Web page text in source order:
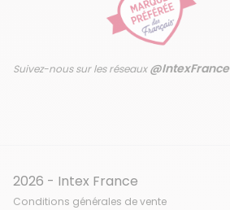
Suivez-nous sur les réseaux@IntexFrance
2026 - Intex France
Conditions générales de vente